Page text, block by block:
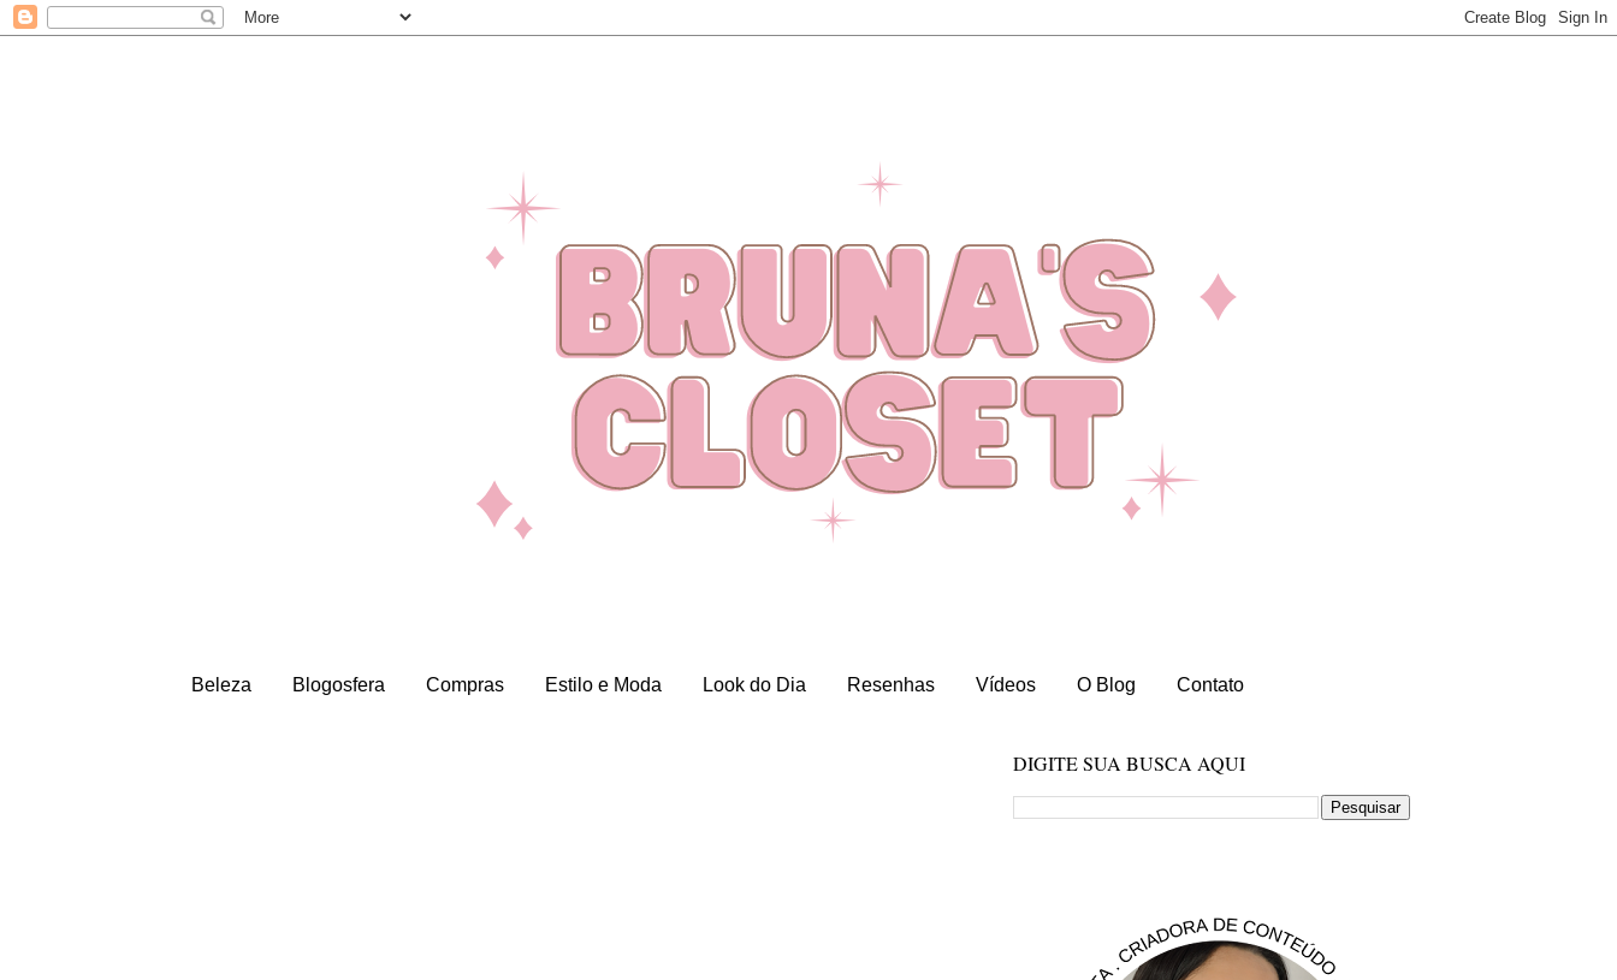
Beleza Blogosfera Compras Estilo e Moda Look do Dia Resenhas Vídeos O Blog Contato
DIGITE SUA BUSCA AQUI